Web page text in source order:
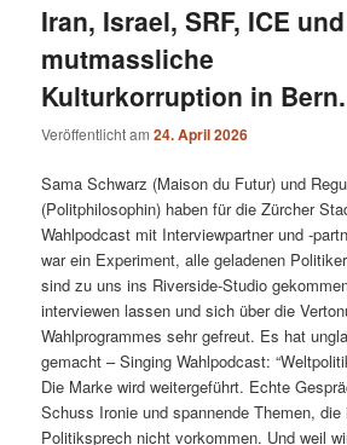
Iran, Israel, SRF, ICE und
mutmassliche
Kulturkorruption in Bern.
Veröffentlicht am24. April 2026
Sama Schwarz (Maison du Futur) und
(Politphilosophin) haben für die Zürcher
Wahlpodcast mit Interviewpartner und -
war ein Experiment, alle geladenen
sind zu uns ins Riverside-Studio
interviewen lassen und sich über die
Wahlprogrammes sehr gefreut. Es hat
gemacht – Singing Wahlpodcast:
Die Marke wird weitergeführt. Echte
Schuss Ironie und spannende Themen, die
Politiksprech nicht vorkommen. Und weil